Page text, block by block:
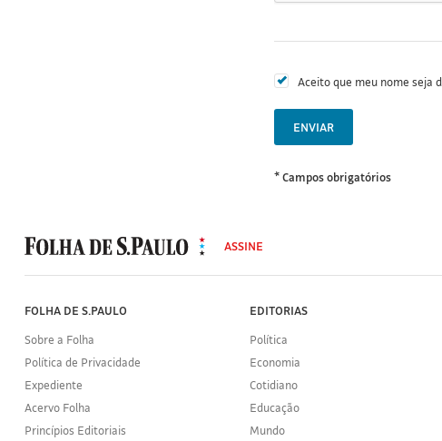
Aceito que meu nome seja
ENVIAR
* Campos obrigatórios
Folha
de
S.Paulo
ASSINE
FOLHA DE S.PAULO
Sobre a Folha
Política de Privacidade
Expediente
Acervo Folha
Princípios Editoriais
EDITORIAS
Política
Economia
Cotidiano
Educação
Mundo